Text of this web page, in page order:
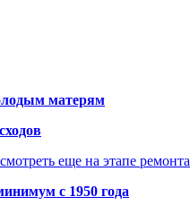
матерям
еще на этапе ремонта
с 1950 года